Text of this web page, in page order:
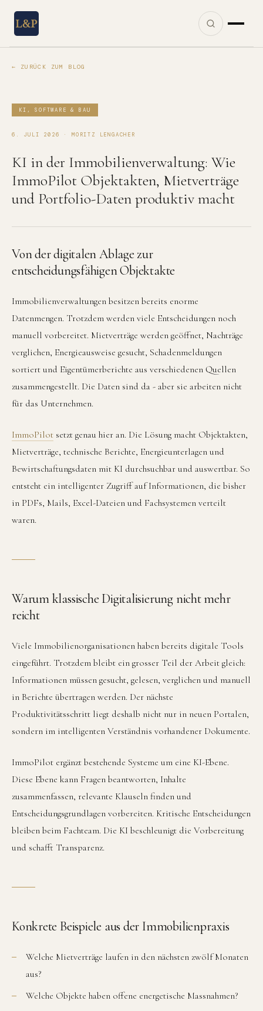
← ZURÜCK ZUM BLOG
KI, SOFTWARE & BAU
6. JULI 2026 · MORITZ LENGACHER
KI in der Immobilienverwaltung: Wie
ImmoPilot Objektakten, Mietverträge
und Portfolio-Daten produktiv macht
Von der digitalen Ablage zur
entscheidungsfähigen Objektakte
Immobilienverwaltungen besitzen bereits enorme
Datenmengen. Trotzdem werden viele Entscheidungen noch
manuell vorbereitet. Mietverträge werden geöffnet, Nachträge
verglichen, Energieausweise gesucht, Schadenmeldungen
sortiert und Eigentümerberichte aus verschiedenen Quellen
zusammengestellt. Die Daten sind da - aber sie arbeiten nicht
für das Unternehmen.
ImmoPilot setzt genau hier an. Die Lösung macht Objektakten,
Mietverträge, technische Berichte, Energieunterlagen und
Bewirtschaftungsdaten mit KI durchsuchbar und auswertbar. So
entsteht ein intelligenter Zugriff auf Informationen, die bisher
in PDFs, Mails, Excel-Dateien und Fachsystemen verteilt
waren.
Warum klassische Digitalisierung nicht mehr
reicht
Viele Immobilienorganisationen haben bereits digitale Tools
eingeführt. Trotzdem bleibt ein grosser Teil der Arbeit gleich:
Informationen müssen gesucht, gelesen, verglichen und manuell
in Berichte übertragen werden. Der nächste
Produktivitätsschritt liegt deshalb nicht nur in neuen Portalen,
sondern im intelligenten Verständnis vorhandener Dokumente.
ImmoPilot ergänzt bestehende Systeme um eine KI-Ebene.
Diese Ebene kann Fragen beantworten, Inhalte
zusammenfassen, relevante Klauseln finden und
Entscheidungsgrundlagen vorbereiten. Kritische Entscheidungen
bleiben beim Fachteam. Die KI beschleunigt die Vorbereitung
und schafft Transparenz.
Konkrete Beispiele aus der Immobilienpraxis
Welche Mietverträge laufen in den nächsten zwölf Monaten
aus?
Welche Objekte haben offene energetische Massnahmen?